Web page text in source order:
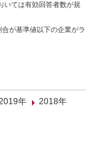
いては有効回答者数が規
が基準値以下の企業がラ
年
2018年